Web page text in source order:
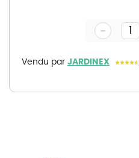
gallery
Vendu par JARDINEX
-